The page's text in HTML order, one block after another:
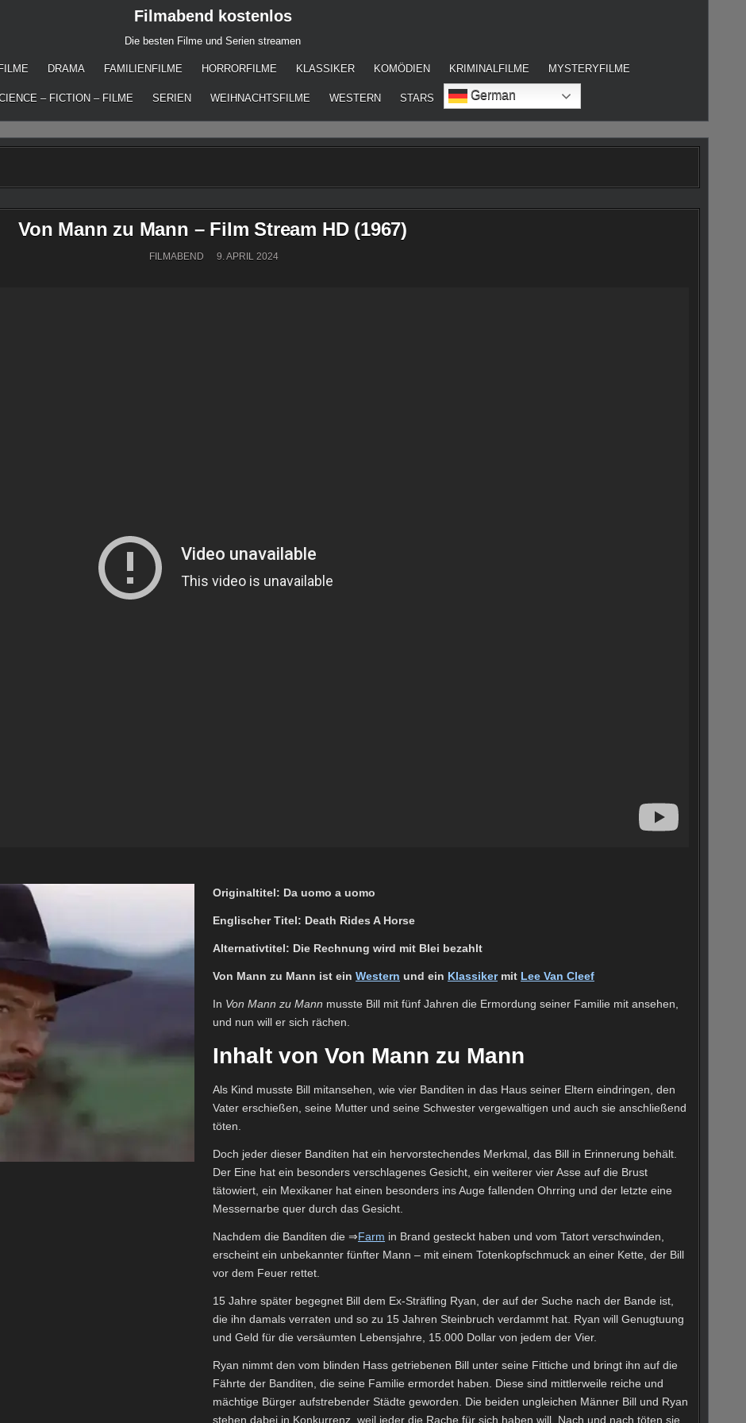
Filmabend kostenlos
Die besten Filme und Serien streamen
DRAMA FAMILIENFILME HORRORFILME KLASSIKER KOMÖDIEN KRIMINALFILME MYSTERYFILME
– FICTION – FILME SERIEN WEIHNACHTSFILME WESTERN STARS German
Von Mann zu Mann – Film Stream HD (1967)
FILMABEND 9. APRIL 2024
Originaltitel: Da uomo a uomo
Englischer Titel: Death Rides A Horse
Alternativtitel: Die Rechnung wird mit Blei bezahlt
Von Mann zu Mann ist ein Western und ein Klassikermit Lee Van Cleef
In Von Mann zu Mann musste Bill mit fünf Jahren die Ermordung seiner Familie mit ansehen,
und nun will er sich rächen.
Inhalt von Von Mann zu Mann
Als Kind musste Bill mitansehen, wie vier Banditen in das Haus seiner Eltern eindringen, den
Vater erschießen, seine Mutter und seine Schwester vergewaltigen und auch sie anschließend
töten.
Doch jeder dieser Banditen hat ein hervorstechendes Merkmal, das Bill in Erinnerung behält.
Der Eine hat ein besonders verschlagenes Gesicht, ein weiterer vier Asse auf die Brust
tätowiert, ein Mexikaner hat einen besonders ins Auge fallenden Ohrring und der letzte eine
Messernarbe quer durch das Gesicht.
Nachdem die Banditen die ⇒Farm in Brand gesteckt haben und vom Tatort verschwinden,
erscheint ein unbekannter fünfter Mann – mit einem Totenkopfschmuck an einer Kette, der Bill
vor dem Feuer rettet.
15 Jahre später begegnet Bill dem Ex-Sträfling Ryan, der auf der Suche nach der Bande ist,
die ihn damals verraten und so zu 15 Jahren Steinbruch verdammt hat. Ryan will Genugtuung
und Geld für die versäumten Lebensjahre, 15.000 Dollar von jedem der Vier.
Ryan nimmt den vom blinden Hass getriebenen Bill unter seine Fittiche und bringt ihn auf die
Fährte der Banditen, die seine Familie ermordet haben. Diese sind mittlerweile reiche und
mächtige Bürger aufstrebender Städte geworden. Die beiden ungleichen Männer Bill und Ryan
stehen dabei in Konkurrenz, weil jeder die Rache für sich haben will. Nach und nach töten sie